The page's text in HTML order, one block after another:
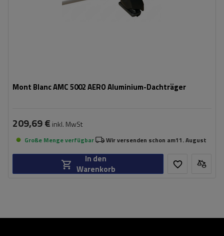
Mont Blanc AMC 5002 AERO Aluminium-Dachträger
209,69 € inkl. MwSt
Große Menge verfügbar Wir versenden schon am11. August
In den
Warenkorb